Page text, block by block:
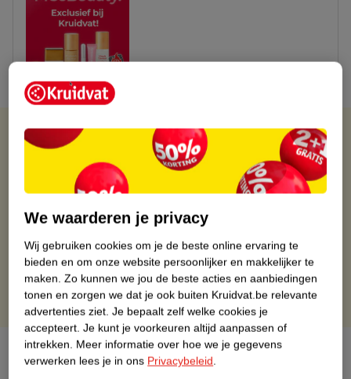
Kruidvat is altijd voordelig
Gratis ophalen in de winkel
Op werkdagen voor 22:00 uur besteld, volgende dag in huis
Gratis thuisbezorgd vanaf 50.00
Gratis retourneren binnen 30 dagen
Gratis punten met je Kruidvat kaart
Over dit product
We waarderen je privacy
Wij gebruiken cookies om je de beste online ervaring te
bieden en om onze website persoonlijker en makkelijker te
maken. Zo kunnen we jou de beste acties en aanbiedingen
tonen en zorgen we dat je ook buiten Kruidvat.be relevante
advertenties ziet. Je bepaalt zelf welke cookies je
accepteert. Je kunt je voorkeuren altijd aanpassen of
intrekken. Meer informatie over hoe we je gegevens
verwerken lees je in ons Privacybeleid.